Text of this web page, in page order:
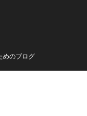
めのブログ